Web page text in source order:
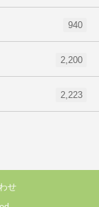
940
2,200
2,223
せ